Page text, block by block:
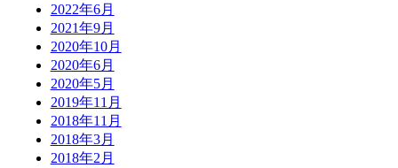
2022年6月
2021年9月
2020年10月
2020年6月
2020年5月
2019年11月
2018年11月
2018年3月
2018年2月